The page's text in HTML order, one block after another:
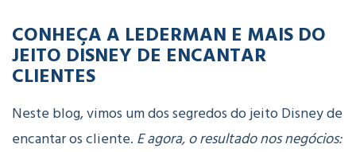
CONHEÇA A LEDERMAN E MAIS DO
JEITO DISNEY DE ENCANTAR
CLIENTES
Neste blog, vimos um dos segredos do jeito Disney de
encantar os cliente. E agora, o resultado nos negócios: